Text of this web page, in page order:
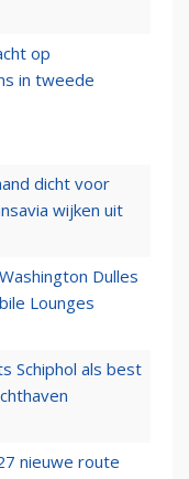
op
in tweede
dicht voor
wijken uit
Dulles
Lounges
Schiphol als best
nieuwe route